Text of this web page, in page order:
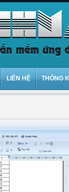
LIÊN HỆ THỐNG